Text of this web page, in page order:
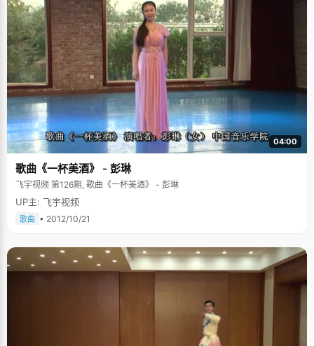
04:00
歌曲《一杯美酒》 - 彭琳
飞宇视频 第126期, 歌曲《一杯美酒》 - 彭琳
UP主: 飞宇视频
歌曲 • 2012/10/21